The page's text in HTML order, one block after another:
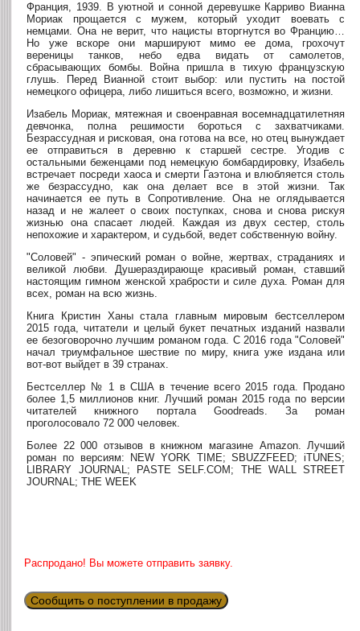
Франция, 1939. В уютной и сонной деревушке Карриво Вианна
Мориак прощается с мужем, который уходит воевать с
немцами. Она не верит, что нацисты вторгнутся во Францию…
Но уже вскоре они маршируют мимо ее дома, грохочут
вереницы танков, небо едва видать от самолетов,
сбрасывающих бомбы. Война пришла в тихую французскую
глушь. Перед Вианной стоит выбор: или пустить на постой
немецкого офицера, либо лишиться всего, возможно, и жизни.
Изабель Мориак, мятежная и своенравная восемнадцатилетняя
девчонка, полна решимости бороться с захватчиками.
Безрассудная и рисковая, она готова на все, но отец вынуждает
ее отправиться в деревню к старшей сестре. Угодив с
остальными беженцами под немецкую бомбардировку, Изабель
встречает посреди хаоса и смерти Гаэтона и влюбляется столь
же безрассудно, как она делает все в этой жизни. Так
начинается ее путь в Сопротивление. Она не оглядывается
назад и не жалеет о своих поступках, снова и снова рискуя
жизнью она спасает людей. Каждая из двух сестер, столь
непохожие и характером, и судьбой, ведет собственную войну.
"Соловей" - эпический роман о войне, жертвах, страданиях и
великой любви. Душераздирающе красивый роман, ставший
настоящим гимном женской храбрости и силе духа. Роман для
всех, роман на всю жизнь.
Книга Кристин Ханы стала главным мировым бестселлером
2015 года, читатели и целый букет печатных изданий назвали
ее безоговорочно лучшим романом года. С 2016 года "Соловей"
начал триумфальное шествие по миру, книга уже издана или
вот-вот выйдет в 39 странах.
Бестселлер № 1 в США в течение всего 2015 года. Продано
более 1,5 миллионов книг. Лучший роман 2015 года по версии
читателей книжного портала Goodreads. За роман
проголосовало 72 000 человек.
Более 22 000 отзывов в книжном магазине Amazon. Лучший
роман по версиям: NEW YORK TIME; SBUZZFEED; iTUNES;
LIBRARY JOURNAL; PASTE SELF.COM; THE WALL STREET
JOURNAL; THE WEEK
Распродано! Вы можете отправить заявку.
Сообщить о поступлении в продажу